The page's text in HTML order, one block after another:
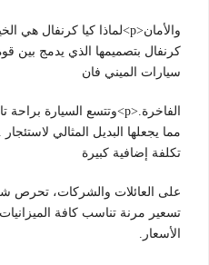
كرنفال بتصميمها الذي يدمج بين
سيارات الميني فان
مما يجعلها البديل المثالي
تكلفة إضافية كبيرة
على العائلات والشركات،
تسعير مرنة تناسب كافة الميزانيات
الأسعار.